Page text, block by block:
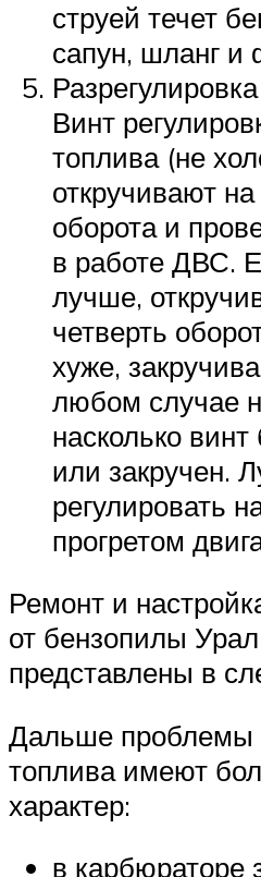
струей течет
сапун, шланг и
Винт
топлива (не
откручивают на
оборота и
в работе ДВС.
лучше,
четверть
хуже,
любом случае
насколько
или закручен.
регулировать
прогретом
Ремонт и
от бензопилы
представлены в
Дальше проблемы
топлива имеют
характер:
в карбюраторе